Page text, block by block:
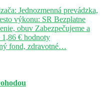
Jednozmenná prevádzka,
výkonu: SR Bezplatne
obuv Zabezpečujeme a
€ hodnoty
fond, zdravotné…